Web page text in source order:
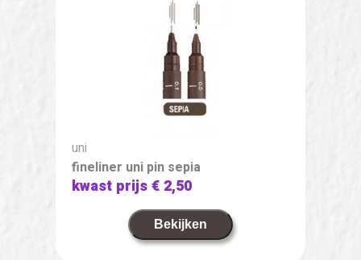
uni
fineliner uni pin sepia
kwast prijs€ 2,50
Bekijken